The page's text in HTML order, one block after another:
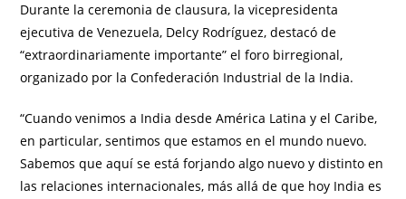
Durante la ceremonia de clausura, la vicepresidenta
ejecutiva de Venezuela, Delcy Rodríguez, destacó de
“extraordinariamente importante” el foro birregional,
organizado por la Confederación Industrial de la India.
“Cuando venimos a India desde América Latina y el Caribe,
en particular, sentimos que estamos en el mundo nuevo.
Sabemos que aquí se está forjando algo nuevo y distinto en
las relaciones internacionales, más allá de que hoy India es